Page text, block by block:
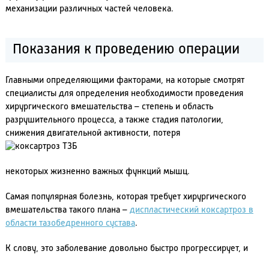
механизации различных частей человека.
Показания к проведению операции
Главными определяющими факторами, на которые смотрят
специалисты для определения необходимости проведения
хирургического вмешательства – степень и область
разрушительного процесса, а также стадия патологии,
снижения двигательной активности, потеря
некоторых жизненно важных функций мышц.
Самая популярная болезнь, которая требует хирургического
вмешательства такого плана – диспластический коксартроз в
области тазобедренного сустава.
К слову, это заболевание довольно быстро прогрессирует, и